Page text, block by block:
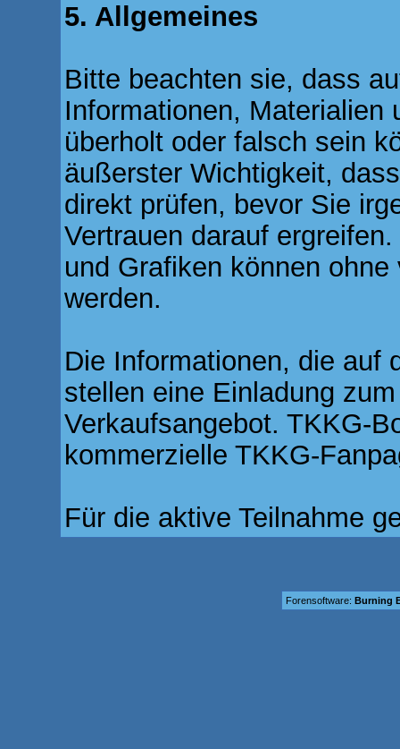
5. Allgemeines
Bitte beachten sie, dass
Informationen, Materialien
überholt oder falsch sein
äußerster Wichtigkeit,
direkt prüfen, bevor Sie
Vertrauen darauf
und Grafiken können
werden.
Die Informationen, die auf
stellen eine Einladung
Verkaufsangebot. TKKG-
kommerzielle TKKG-
Für die aktive Teilnahme
Forensoftware: Burning